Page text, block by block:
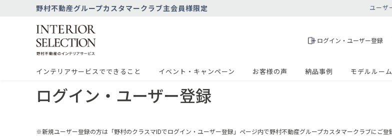
野村不動産グループカスタマークラブ主会員様限定 ユーザ
ログイン・ユーザー登録
インテリアサービスでできること イベント・キャンペーン お客様の声 納品事例 モデルルー
ログイン・ユーザー登録
※新規ユーザー登録の方は「野村のクラスマIDでログイン・ユーザー登録」ページ内で野村不動産グループカスタマークラブにご登